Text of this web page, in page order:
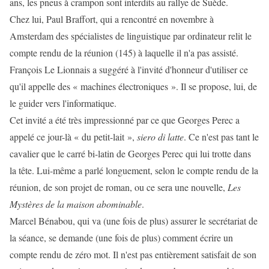
Chez lui, Paul Braffort, qui a rencontré en novembre à
Amsterdam des spécialistes de linguistique par ordinateur relit le
compte rendu de la réunion (145) à laquelle il n'a pas assisté.
François Le Lionnais a suggéré à l'invité d'honneur d'utiliser ce
qu'il appelle des « machines électroniques ». Il se propose, lui, de
le guider vers l'informatique.
Cet invité a été très impressionnépar ce que Georges Perec a
appelé ce jour-là « du petit-lait », siero di latte. Ce n'est pas tant le
cavalier que le carré bi-latin de Georges Perec qui lui trotte dans
la tête. Lui-même a parlé longuement, selon le compte rendu de la
réunion, de son projet de roman, ou ce sera une nouvelle, Les
Mystères de la maison abominable.
Marcel Bénabou, qui va (une fois de plus) assurer le secrétariat de
la séance, se demande (une fois de plus) comment écrire un
compte rendu de zéro mot. Il n'est pas entièrement satisfait de son